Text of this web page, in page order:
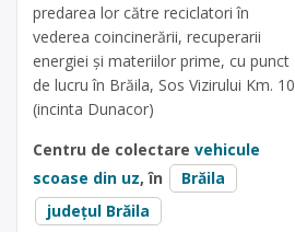
predarea lor către reciclatori în
vederea coincinerării, recuperarii
energiei și materiilor prime, cu punct
de lucru în Brăila, Sos Vizirului Km. 10
(incinta Dunacor)
Centru de colectare vehicule
scoase din uz, în
Brăila
județul Brăila